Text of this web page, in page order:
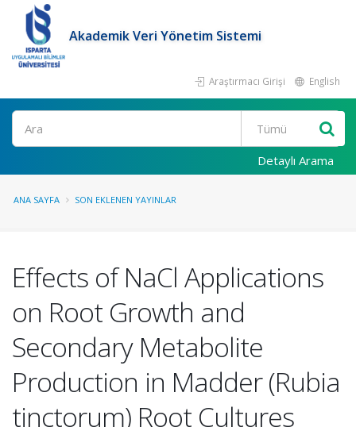
Akademik Veri Yönetim Sistemi
Araştırmacı Girişi English
Ara
Detaylı Arama
ANA SAYFA SON EKLENEN YAYINLAR
Effects of NaCl Applications
on Root Growth and
Secondary Metabolite
Production in Madder (Rubia
tinctorum) Root Cultures